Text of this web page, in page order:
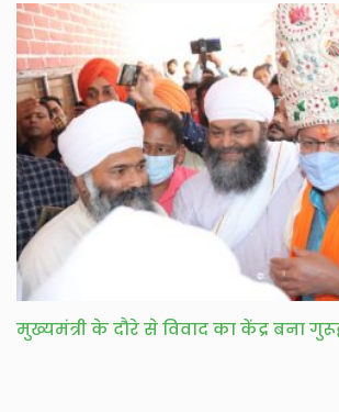
मुख्यमंत्री के दौरे से विवाद का केंद्र बना